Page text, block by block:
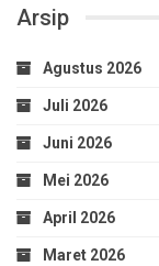
Arsip
Agustus 2026
Juli 2026
Juni 2026
Mei 2026
April 2026
Maret 2026